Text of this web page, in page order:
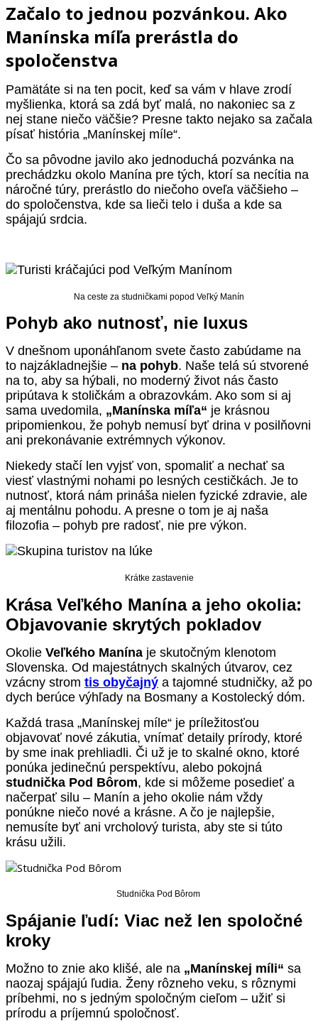
Začalo to jednou pozvánkou. Ako
Manínska míľa prerástla do
spoločenstva
Pamätáte si na ten pocit, keď sa vám v hlave zrodí
myšlienka, ktorá sa zdá byť malá, no nakoniec sa z
nej stane niečo väčšie? Presne takto nejako sa začala
písať história „Manínskej míle“.
Čo sa pôvodne javilo ako jednoduchá pozvánka na
prechádzku okolo Manína pre tých, ktorí sa necítia na
náročné túry, prerástlo do niečoho oveľa väčšieho –
do spoločenstva, kde sa lieči telo i duša a kde sa
spájajú srdcia.
Na ceste za studničkami popod Veľký Manín
Pohyb ako nutnosť, nie luxus
V dnešnom uponáhľanom svete často zabúdame na
to najzákladnejšie – na pohyb. Naše telá sú stvorené
na to, aby sa hýbali, no moderný život nás často
pripútava k stoličkám a obrazovkám. Ako som si aj
sama uvedomila, „Manínska míľa“ je krásnou
pripomienkou, že pohyb nemusí byť drina v posilňovni
ani prekonávanie extrémnych výkonov.
Niekedy stačí len vyjsť von, spomaliť a nechať sa
viesť vlastnými nohami po lesných cestičkách. Je to
nutnosť, ktorá nám prináša nielen fyzické zdravie, ale
aj mentálnu pohodu. A presne o tom je aj naša
filozofia – pohyb pre radosť, nie pre výkon.
Krátke zastavenie
Krása Veľkého Manína a jeho okolia:
Objavovanie skrytých pokladov
Okolie Veľkého Manína je skutočným klenotom
Slovenska. Od majestátnych skalných útvarov, cez
vzácny strom tis obyčajný a tajomné studničky, až po
dych berúce výhľady na Bosmany a Kostolecký dóm.
Každá trasa „Manínskej míle“ je príležitosťou
objavovať nové zákutia, vnímať detaily prírody, ktoré
by sme inak prehliadli. Či už je to skalné okno, ktoré
ponúka jedinečnú perspektívu, alebo pokojná
studnička Pod Bôrom, kde si môžeme posedieť a
načerpať silu – Manín a jeho okolie nám vždy
ponúkne niečo nové a krásne. A čo je najlepšie,
nemusíte byť ani vrcholový turista, aby ste si túto
krásu užili.
Studnička Pod Bôrom
Spájanie ľudí: Viac než len spoločné
kroky
Možno to znie ako klišé, ale na „Manínskej míli“ sa
naozaj spájajú ľudia. Ženy rôzneho veku, s rôznymi
príbehmi, no s jedným spoločným cieľom – užiť si
prírodu a príjemnú spoločnosť.